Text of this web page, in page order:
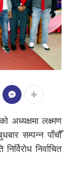
अध्यक्षमा लक्ष्मण
सम्पन्न पाँचौँ
निर्वाचित